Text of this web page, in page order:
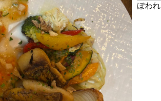
ぽわれ